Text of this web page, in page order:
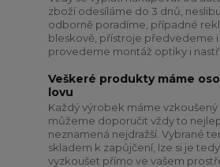
zboží odesíláme do 3 dnů,
odborně poradíme, případné
bleskově, přístroje předvedeme i
provedeme montáž optiky i
Veškeré produkty máme
lovu
Každý výrobek máme vzkoušený
můžeme doporučit vždy to
neznamená nejdražší. Vybrané
skladem k zapůjčení, lze si je
vyzkoušet přímo ve vašem